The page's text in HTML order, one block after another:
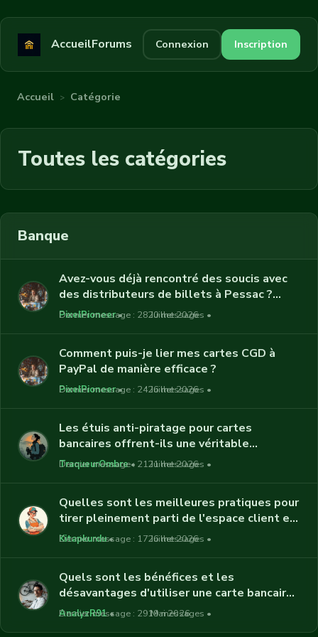
AccueilForums Connexion Inscription
Accueil > Catégorie
Toutes les catégories
Banque
Avez-vous déjà rencontré des soucis avec
des distributeurs de billets à Pessac ?
Quelles ont été vos expériences ?
PixelPioneer 20 messages
Dernier message : 28 Juillet 2026
Comment puis-je lier mes cartes CGD à
PayPal de manière efficace ?
PixelPioneer 26 messages
Dernier message : 24 Juillet 2026
Les étuis anti-piratage pour cartes
bancaires offrent-ils une véritable
protection contre la fraude ?
TraqueurOmbre 21 messages
Dernier message : 21 Juillet 2026
Quelles sont les meilleures pratiques pour
tirer pleinement parti de l'espace client en
ligne proposé par le Crédit Agricole ?
Kitapkurdu 26 messages
Dernier message : 17 Juillet 2026
Quels sont les bénéfices et les
désavantages d'utiliser une carte bancaire
anonyme ?
AnalyzR91 19 messages
Dernier message : 29 Mai 2026